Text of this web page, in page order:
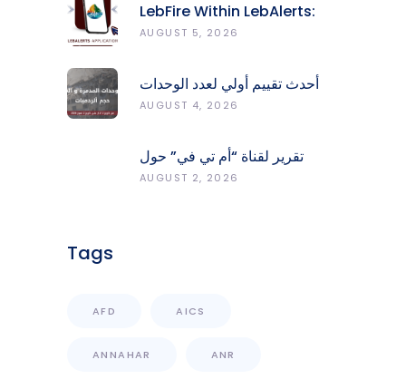
LebFire Within LebAlerts:
Report Fires, Monitor Risk,
AUGUST 5, 2026
أحدث تقييم أولي لعدد الوحدات
المدمّرة والمتضرّرة وحجم
AUGUST 4, 2026
تقرير لقناة “أم تي في” حول
انعكاسات التفجيرات في جنوب
AUGUST 2, 2026
Tags
AFD AICS
ANNAHAR ANR